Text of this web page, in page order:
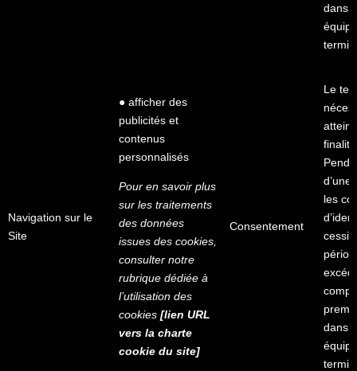
dans
Navigation sur le
Site
● afficher des
publicités et
contenus
personnalisés
Pour en savoir plus
sur les traitements
des données
issues des cookies,
consulter notre
rubrique dédiée à
l’utilisation des
cookies [lien URL
vers la charte
cookie du site]
Consentement
Le
d’une
les
dans